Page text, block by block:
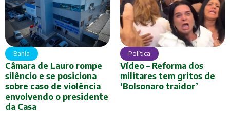
Bahia
Câmara de Lauro rompe
silêncio e se posiciona
sobre caso de violência
envolvendo o presidente
da Casa
Política
Vídeo – Reforma dos
militares tem gritos de
‘Bolsonaro traidor’